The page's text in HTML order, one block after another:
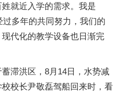
就近入学的需求。我是
多年的共同努力，我们的
代化的教学设备也日渐完
滞洪区，8月14日，水势减
校长尹敬磊驾船回来时，看